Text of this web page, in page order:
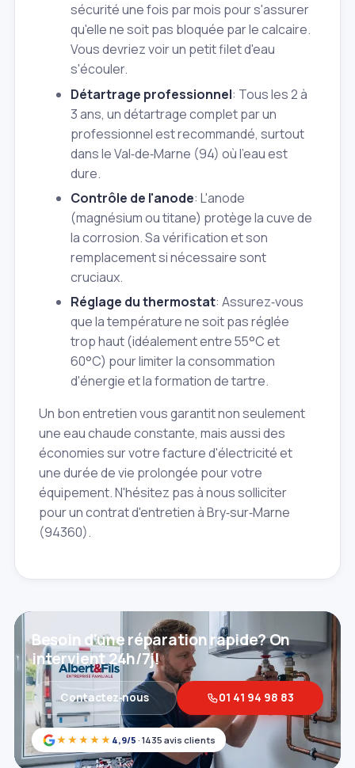
sécurité une fois par mois pour s'assurer
qu'elle ne soit pas bloquée par le calcaire.
Vous devriez voir un petit filet d'eau
s'écouler.
Détartrage professionnel: Tous les 2 à
3 ans, un détartrage complet par un
professionnel est recommandé, surtout
dans le Val‑de‑Marne (94) où l'eau est
dure.
Contrôle de l'anode: L'anode
(magnésium ou titane) protège la cuve de
la corrosion. Sa vérification et son
remplacement si nécessaire sont
cruciaux.
Réglage du thermostat: Assurez‑vous
que la température ne soit pas réglée
trop haut (idéalement entre 55°C et
60°C) pour limiter la consommation
d'énergie et la formation de tartre.
Un bon entretien vous garantit non seulement
une eau chaude constante, mais aussi des
économies sur votre facture d'électricité et
une durée de vie prolongée pour votre
équipement. N'hésitez pas à nous solliciter
pour un contrat d'entretien à Bry‑sur‑Marne
(94360).
★★★★★ 4,9/5 · 1435 avis clients
Besoin d'une réparation rapide? On
intervient 24h/7j!
Contactez‑nous 01 41 94 98 83